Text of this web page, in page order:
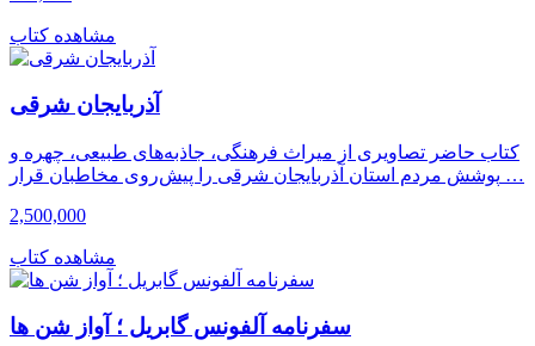
مشاهده کتاب
آذربایجان شرقی
کتاب حاضر تصاویری از میراث فرهنگی، جاذبه‌های طبیعی، چهره و
پوشش مردم استان آذربایجان شرقی را پیش‌روی مخاطبان قرار …
2,500,000
مشاهده کتاب
سفرنامه آلفونس گابریل ؛ آواز شن ها